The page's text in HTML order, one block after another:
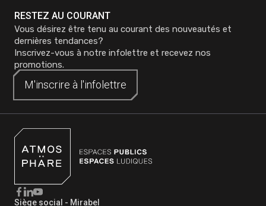
RESTEZ AU COURANT
Vous désirez être tenu au courant des nouveautés et
dernières tendances?
Inscrivez-vous à notre infolettre et recevez nos
promotions.
M'inscrire àl'infolettre
M'inscrire àl'infolettre